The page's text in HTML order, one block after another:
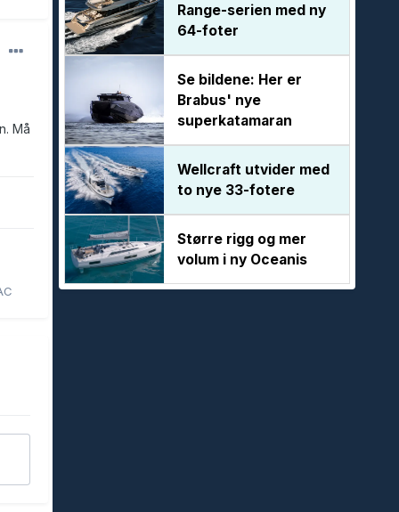
Må
Range-serien med ny
64-foter
Se bildene: Her er
Brabus' nye
superkatamaran
Wellcraft utvider med
to nye 33-fotere
Større rigg og mer
volum i ny Oceanis